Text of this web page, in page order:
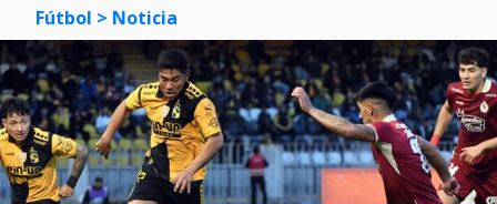
Fútbol > Noticia